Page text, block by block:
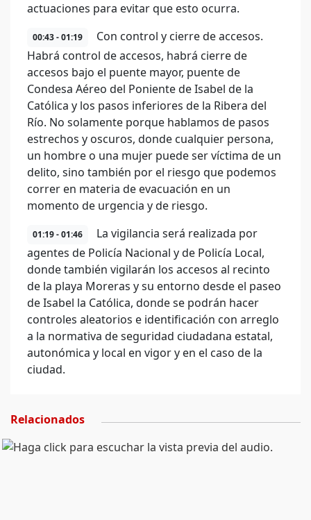
actuaciones para evitar que esto ocurra.
00:43 - 01:19
Con control y cierre de accesos.
Habrá control de accesos, habrá cierre de
accesos bajo el puente mayor, puente de
Condesa Aéreo del Poniente de Isabel de la
Católica y los pasos inferiores de la Ribera del
Río. No solamente porque hablamos de pasos
estrechos y oscuros, donde cualquier persona,
un hombre o una mujer puede ser víctima de un
delito, sino también por el riesgo que podemos
correr en materia de evacuación en un
momento de urgencia y de riesgo.
01:19 - 01:46
La vigilancia será realizada por
agentes de Policía Nacional y de Policía Local,
donde también vigilarán los accesos al recinto
de la playa Moreras y su entorno desde el paseo
de Isabel la Católica, donde se podrán hacer
controles aleatorios e identificación con arreglo
a la normativa de seguridad ciudadana estatal,
autonómica y local en vigor y en el caso de la
ciudad.
Relacionados